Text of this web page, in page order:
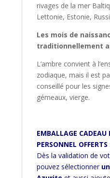
rivages de la mer
Lettonie, Estonie,
Les mois de
traditionnellement
L’ambre convient à
zodiaque, mais il est
conseillé pour les
gémeaux, vierge.
EMBALLAGE CADEAU
PERSONNEL OFFERTS
Dès la validation de
pouvez sélectionner